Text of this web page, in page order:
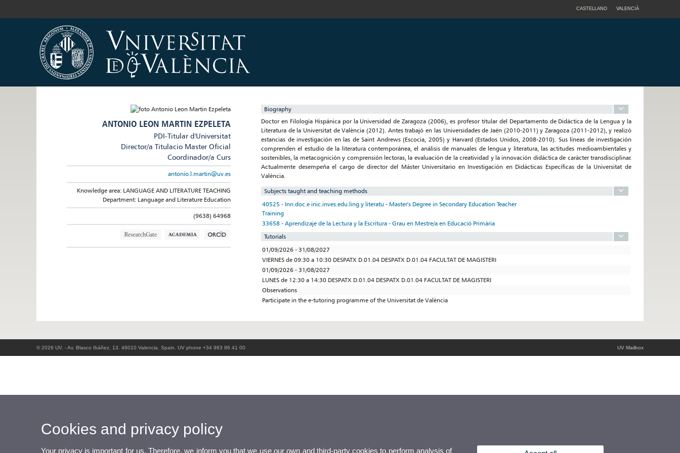
CASTELLANO VALENCIÀ
ANTONIO LEON MARTIN EZPELETA
PDI-Titular d'Universitat
Director/a Titulacio Master Oficial
Coordinador/a Curs
antonio.l.martin@uv.es
Knowledge area: LANGUAGE AND LITERATURE TEACHING
Department: Language and Literature Education
(9638) 64968
Biography
Doctor en Filología Hispánica por la Universidad de Zaragoza (2006), es profesor titular del Departamento de Didáctica de la Lengua y la
Literatura de la Universitat de València (2012). Antes trabajó en las Universidades de Jaén (2010-2011) y Zaragoza (2011-2012), y realizó
estancias de investigación en las de Saint Andrews (Escocia, 2005) y Harvard (Estados Unidos, 2008-2010). Sus líneas de investigación
comprenden el estudio de la literatura contemporánea, el análisis de manuales de lengua y literatura, las actitudes medioambientales y
sostenibles, la metacognición y comprensión lectoras, la evaluación de la creatividad y la innovación didáctica de carácter transdisciplinar.
Actualmente desempeña el cargo de director del Máster Universitario en Investigación en Didácticas Específicas de la Universitat de
València.
Subjects taught and teaching methods
40525 - Inn.doc.e inic.inves.edu.ling.y literatu - Master's Degree in Secondary Education Teacher
Training
33658 - Aprendizaje de la Lectura y la Escritura - Grau en Mestre/a en Educació Primària
Tutorials
01/09/2026 - 31/08/2027
VIERNES de 09:30 a 10:30 DESPATX D.01.04 DESPATX D.01.04 FACULTAT DE MAGISTERI
01/09/2026 - 31/08/2027
LUNES de 12:30 a 14:30 DESPATX D.01.04 DESPATX D.01.04 FACULTAT DE MAGISTERI
Observations
Participate in the e-tutoring programme of the Universitat de València
© 2026 UV. - Av. Blasco Ibáñez, 13. 46010 Valencia. Spain. UV phone +34 963 86 41 00 UV Mailbox
Cookies and privacy policy
Your privacy is important for us. Therefore, we inform you that we use our own and third-party cookies to perform analysis of